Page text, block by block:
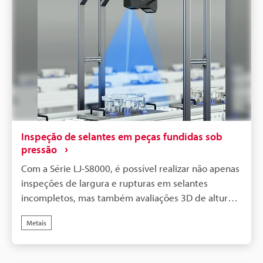
Inspeção de selantes em peças fundidas sob
pressão
Com a Série LJ-S8000, é possível realizar não apenas
inspeções de largura e rupturas em selantes
incompletos, mas também avaliações 3D de altura e
condições da superfície da peça, é possível realizar
a detecção estável mesmo se a cor ou o material do
Metais